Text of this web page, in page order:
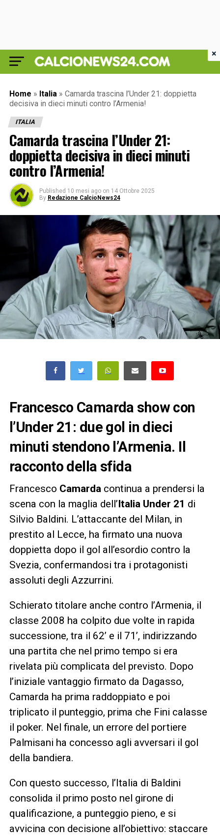
Home » Italia » Camarda trascina l’Under 21: doppietta
decisiva in dieci minuti contro l’Armenia!
ITALIA
Camarda trascina l’Under 21:
doppietta decisiva in dieci minuti
contro l’Armenia!
Published 10 mesi ago on 14 Ottobre 2025
By Redazione CalcioNews24
Francesco Camarda show con
l’Under 21: due gol in dieci
minuti stendono l’Armenia. Il
racconto della sfida
Francesco Camarda continua a prendersi la
scena con la maglia dell’Italia Under 21 di
Silvio Baldini. L’attaccante del Milan, in
prestito al Lecce, ha firmato una nuova
doppietta dopo il gol all’esordio contro la
Svezia, confermandosi tra i protagonisti
assoluti degli Azzurrini.
Schierato titolare anche contro l’Armenia, il
classe 2008 ha colpito due volte in rapida
successione, tra il 62’ e il 71’, indirizzando
una partita che nel primo tempo si era
rivelata più complicata del previsto. Dopo
l’iniziale vantaggio firmato da Dagasso,
Camarda ha prima raddoppiato e poi
triplicato il punteggio, prima che Fini calasse
il poker. Nel finale, un errore del portiere
Palmisani ha concesso agli avversari il gol
della bandiera.
Con questo successo, l’Italia di Baldini
consolida il primo posto nel girone di
qualificazione, a punteggio pieno, e si
avvicina con decisione all’obiettivo: staccare
×